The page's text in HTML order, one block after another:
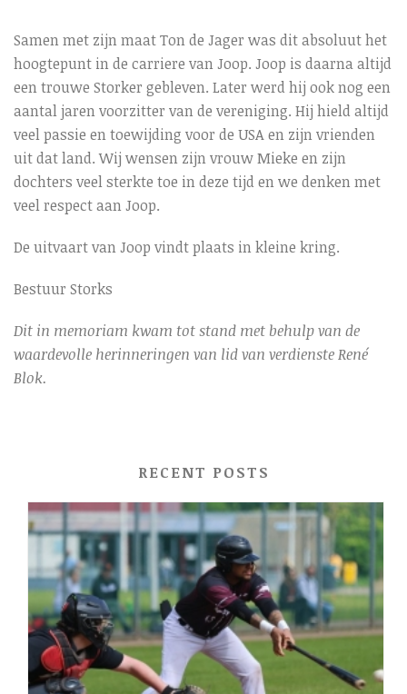
Samen met zijn maat Ton de Jager was dit absoluut het
hoogtepunt in de carriere van Joop. Joop is daarna altijd
een trouwe Storker gebleven. Later werd hij ook nog een
aantal jaren voorzitter van de vereniging. Hij hield altijd
veel passie en toewijding voor de USA en zijn vrienden
uit dat land. Wij wensen zijn vrouw Mieke en zijn
dochters veel sterkte toe in deze tijd en we denken met
veel respect aan Joop.
De uitvaart van Joop vindt plaats in kleine kring.
Bestuur Storks
Dit in memoriam kwam tot stand met behulp van de
waardevolle herinneringen van lid van verdienste René
Blok.
RECENT POSTS